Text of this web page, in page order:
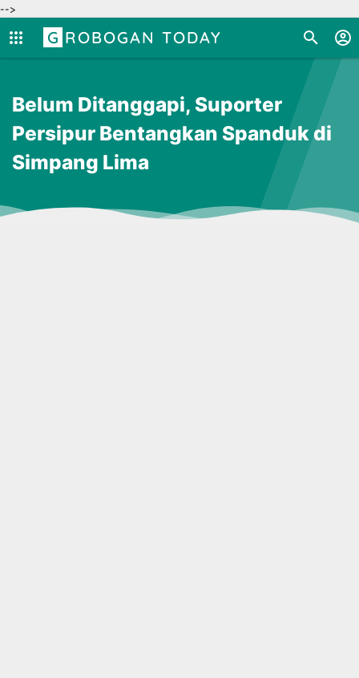
-->
GROBOGAN TODAY
Belum Ditanggapi, Suporter
Persipur Bentangkan Spanduk di
Simpang Lima